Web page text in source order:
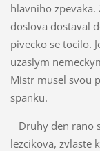
hlavniho
doslova dostaval
pivecko se tocilo.
uzaslym
Mistr musel svou
spanku.
Druhy den rano
lezcikova, zvlaste